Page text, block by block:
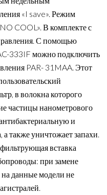
«I save». Режим
COOL». В комплекте с
С помощью
333IF можно подключить
PAR- 31MAA. Этот
в волокна которого
частицы нанометрового
и
также уничтожает запахи.
вставка
при замене
на данные модели не